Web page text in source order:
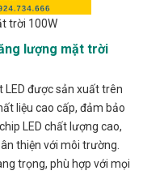
trời 100W
lượng mặt trời
được sản xuất trên
liệu cao cấp, đảm bảo
LED chất lượng cao,
thiện với môi trường.
trọng, phù hợp với mọi